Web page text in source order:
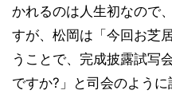
かれるのは人生初なので
すが、松岡は「今回お芝
うことで、完成披露試写
ですか?」と司会のよう